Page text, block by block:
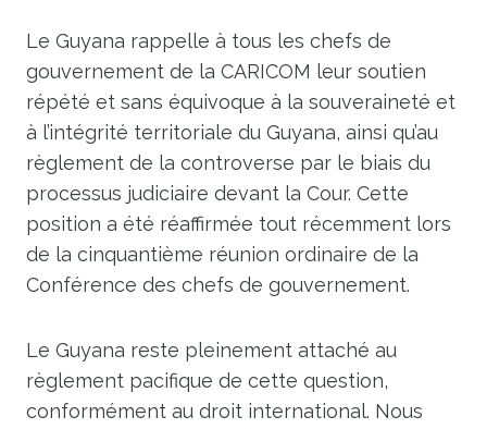
Le Guyana rappelle à tous les chefs de
gouvernement de la CARICOM leur soutien
répété et sans équivoque à la souveraineté et
à l’intégrité territoriale du Guyana, ainsi qu’au
règlement de la controverse par le biais du
processus judiciaire devant la Cour. Cette
position a été réaffirmée tout récemment lors
de la cinquantième réunion ordinaire de la
Conférence des chefs de gouvernement.
Le Guyana reste pleinement attaché au
règlement pacifique de cette question,
conformément au droit international. Nous